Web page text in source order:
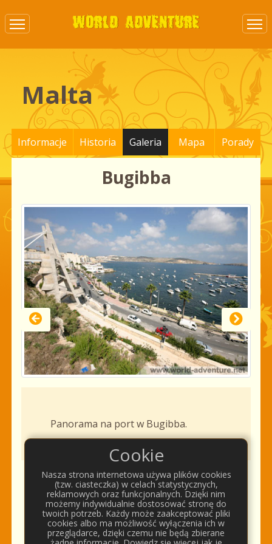
Malta
Informacje Historia Galeria Mapa Porady
Bugibba
Panorama na port w Bugibba.
Komentarze
Cookie
Nasza strona internetowa używa plików cookies
(tzw. ciasteczka) w celach statystycznych,
reklamowych oraz funkcjonalnych. Dzięki nim
możemy indywidualnie dostosować stronę do
twoich potrzeb. Każdy może zaakceptować pliki
cookies albo ma możliwość wyłączenia ich w
przeglądarce, dzięki czemu nie będą zbierane